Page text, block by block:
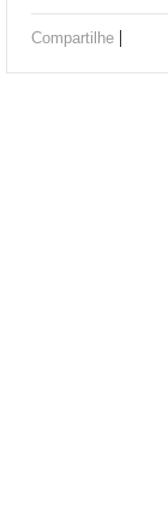
Compartilhe |